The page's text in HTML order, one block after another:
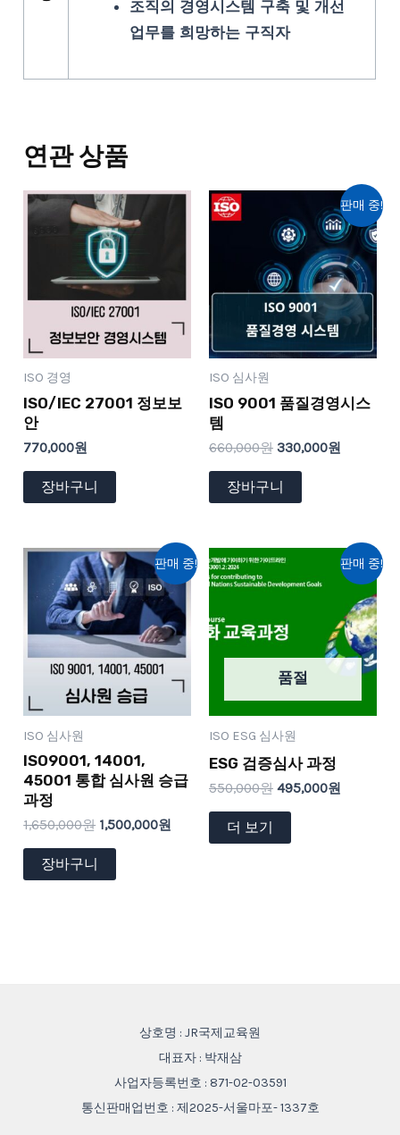
조직의 경영시스템 구축 및 개선
업무를 희망하는 구직자
연관 상품
ISO 경영
ISO/IEC 27001 정보보
안
770,000원
장바구니
판매 중!
ISO 심사원
ISO 9001 품질경영시스
템
660,000원
가
격:
660,000
원.
330,000원
현
재
가
격:
330,000
원.
장바구니
판매 중!
ISO 심사원
ISO9001, 14001,
45001 통합 심사원 승급
과정
1,650,000원
원
래
가
격:
1,650,000
원.
1,500,000원
현
재
가
격:
1,500,000
원.
장바구니
판매 중!
품절
ISO ESG 심사원
ESG 검증심사 과정
550,000원
원
가
550,000
원.
495,000원
현
재
가
격:
495,000
원.
더 보기
상호명 : JR국제교육원
대표자 : 박재삼
사업자등록번호 : 871-02-03591
통신판매업번호 : 제2025-서울마포- 1337호